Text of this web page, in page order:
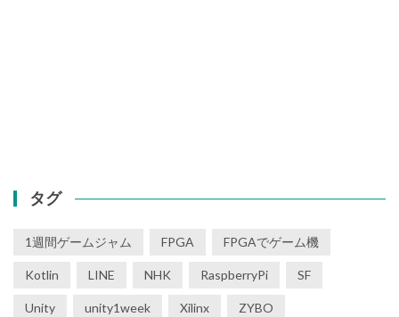
タグ
1週間ゲームジャム FPGA FPGAでゲーム機
Kotlin LINE NHK RaspberryPi SF
Unity unity1week Xilinx ZYBO